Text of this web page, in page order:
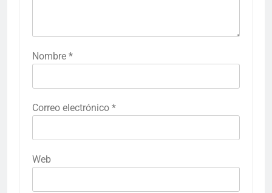
Nombre *
Correo electrónico *
Web